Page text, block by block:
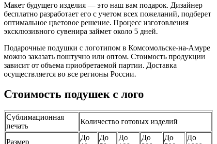
Макет будущего изделия — это наш вам подарок. Дизайнер
бесплатно разработает его с учетом всех пожеланий, подберет
оптимальное цветовое решение. Процесс изготовления
эксклюзивного сувенира займет около 5 дней.
Подарочные подушки с логотипом в Комсомольске-на-Амуре
можно заказать поштучно или оптом. Стоимость продукции
зависит от объема приобретаемой партии. Доставка
осуществляется во все регионы России.
Стоимость подушек с лого
Сублимационная
печать
Количество готовых изделий
Размер
До
До
До
До
До
До